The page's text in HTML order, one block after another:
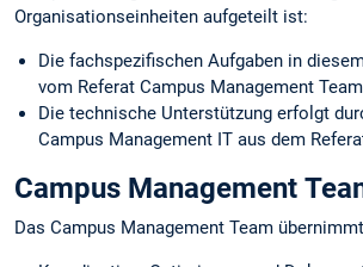
Organisationseinheiten aufgeteilt ist:
Die fachspezifischen Aufgaben in
vom Referat Campus Management
Die technische Unterstützung erfolgt
Campus Management IT aus dem
Campus Management
Das Campus Management Team übernimmt